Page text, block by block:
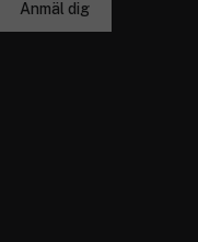
Anmäl dig